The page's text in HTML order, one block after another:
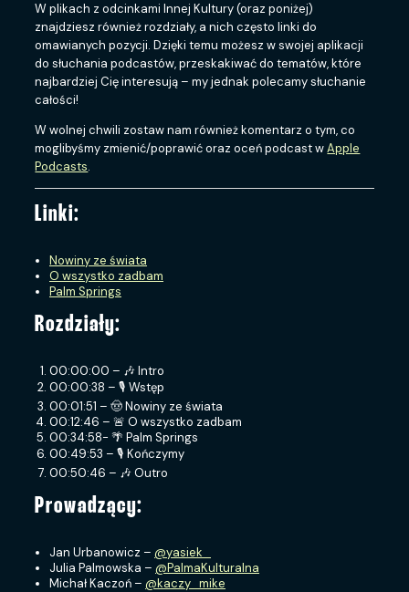
W plikach z odcinkami Innej Kultury (oraz poniżej)
znajdziesz również rozdziały, a nich często linki do
omawianych pozycji. Dzięki temu możesz w swojej aplikacji
do słuchania podcastów, przeskakiwać do tematów, które
najbardziej Cię interesują – my jednak polecamy słuchanie
całości!
W wolnej chwili zostaw nam również komentarz o tym, co
moglibyśmy zmienić/poprawić oraz oceń podcast wApple
Podcasts.
Linki:
Nowiny ze świata
O wszystko zadbam
Palm Springs
Rozdziały:
00:00:00 – 🎶 Intro
00:00:38 – 🎙 Wstęp
00:01:51 – 🤠 Nowiny ze świata
00:12:46 – 🚨 O wszystko zadbam
00:34:58- 🌴 Palm Springs
00:49:53 – 🎙 Kończymy
00:50:46 – 🎶 Outro
Prowadzący:
Jan Urbanowicz – @yasiek_
Julia Palmowska – @PalmaKulturalna
Michał Kaczoń – @kaczy_mike